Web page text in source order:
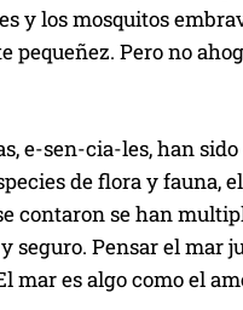
y los mosquitos
Pero no
e-sen-cia-les, han
de flora y fauna,
contaron se han
Pensar el mar
mar es algo como el